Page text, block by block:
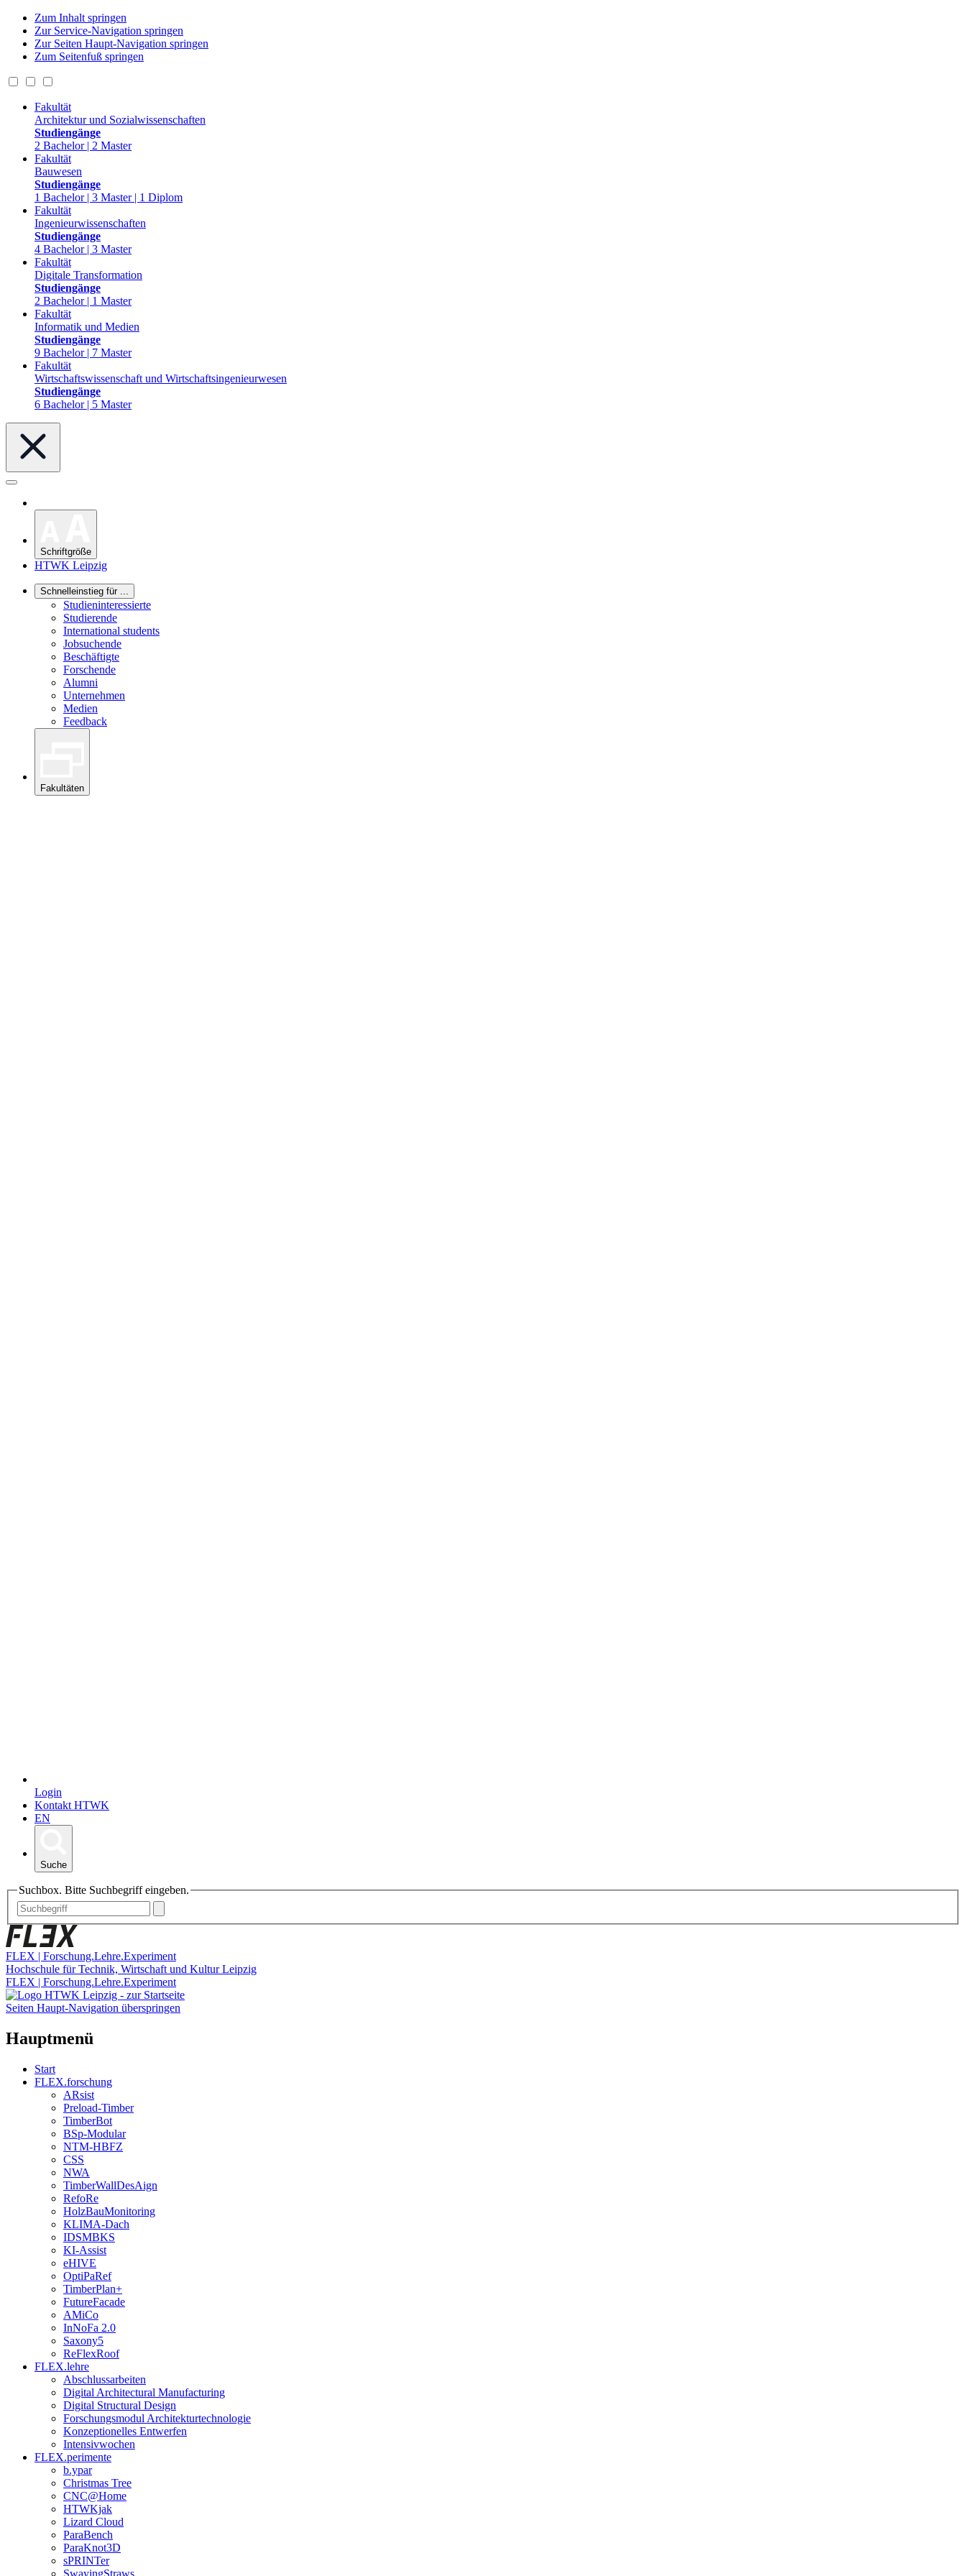
Zum Inhalt springen
Zur Service-Navigation springen
Zur Seiten Haupt-Navigation springen
Zum Seitenfuß springen
Fakultät
Architektur und Sozialwissenschaften
Studiengänge
2 Bachelor | 2 Master
Fakultät
Bauwesen
Studiengänge
1 Bachelor | 3 Master | 1 Diplom
Fakultät
Ingenieurwissenschaften
Studiengänge
4 Bachelor | 3 Master
Fakultät
Digitale Transformation
Studiengänge
2 Bachelor | 1 Master
Fakultät
Informatik und Medien
Studiengänge
9 Bachelor | 7 Master
Fakultät
Wirtschaftswissenschaft und Wirtschaftsingenieurwesen
Studiengänge
6 Bachelor | 5 Master
Schriftgröße
HTWK Leipzig
Schnelleinstieg für ...
Studieninteressierte
Studierende
International students
Jobsuchende
Beschäftigte
Forschende
Alumni
Unternehmen
Medien
Feedback
Fakultäten
Login
Kontakt HTWK
EN
Suche
Suchbox. Bitte Suchbegriff eingeben.
FLEX | Forschung.Lehre.Experiment
Hochschule für Technik, Wirtschaft und Kultur Leipzig
FLEX | Forschung.Lehre.Experiment
Seiten Haupt-Navigation überspringen
Hauptmenü
Start
FLEX.forschung
ARsist
Preload-Timber
TimberBot
BSp-Modular
NTM-HBFZ
CSS
NWA
TimberWallDesAign
RefoRe
HolzBauMonitoring
KLIMA-Dach
IDSMBKS
KI-Assist
eHIVE
OptiPaRef
TimberPlan+
FutureFacade
AMiCo
InNoFa 2.0
Saxony5
ReFlexRoof
FLEX.lehre
Abschlussarbeiten
Digital Architectural Manufacturing
Digital Structural Design
Forschungsmodul Architekturtechnologie
Konzeptionelles Entwerfen
Intensivwochen
FLEX.perimente
b.ypar
Christmas Tree
CNC@Home
HTWKjak
Lizard Cloud
ParaBench
ParaKnot3D
sPRINTer
SwayingStraws